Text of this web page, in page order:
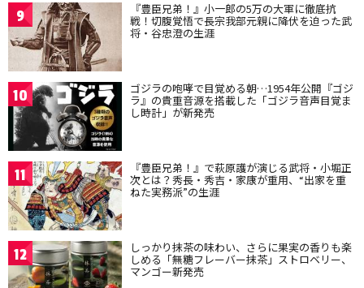
9 『豊臣兄弟！』小一郎の5万の大軍に徹底抗
戦！切腹覚悟で長宗我部元親に降伏を迫った武
将・谷忠澄の生涯
10 ゴジラの咆哮で目覚める朝…1954年公開『ゴジ
ラ』の貴重音源を搭載した「ゴジラ音声目覚ま
し時計」が新発売
11 『豊臣兄弟！』で萩原護が演じる武将・小堀正
次とは？秀長・秀吉・家康が重用、“出家を重
ねた実務派”の生涯
12 しっかり抹茶の味わい、さらに果実の香りも楽
しめる「無糖フレーバー抹茶」ストロベリー、
マンゴー新発売